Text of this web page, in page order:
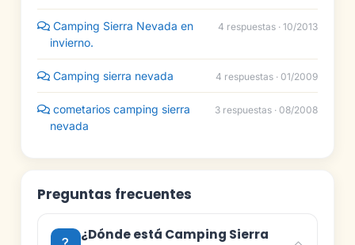
Camping Sierra Nevada en
invierno.
4 respuestas · 10/2013
Camping sierra nevada 4 respuestas · 01/2009
cometarios camping sierra
nevada
3 respuestas · 08/2008
Preguntas frecuentes
¿Dónde está Camping Sierra